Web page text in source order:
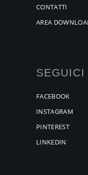
CONTATTI
AREA
SEGUICI
FACEBOOK
INSTAGRAM
PINTEREST
LINKEDIN